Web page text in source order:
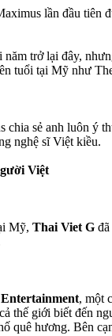
lần đầu tiên
trở lại đây,
tuổi tại Mỹ như
sẻ anh luôn ý
nghệ sĩ Việt kiều.
Việt
Mỹ, Thai Viet G
Entertainment, một
thế giới biết đến
quê hương. Bên